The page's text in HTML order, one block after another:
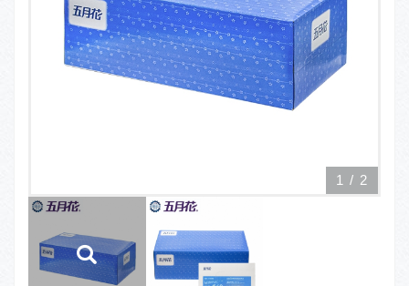
1 / 2